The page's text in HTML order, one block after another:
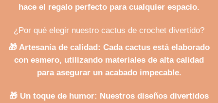
hace el regalo perfecto para cualquier espacio.
¿Por qué elegir nuestro cactus de crochet divertido?
🎁 Artesanía de calidad: Cada cactus está elaborado
con esmero, utilizando materiales de alta calidad
para asegurar un acabado impecable.
🎁 Un toque de humor: Nuestros diseños divertidos